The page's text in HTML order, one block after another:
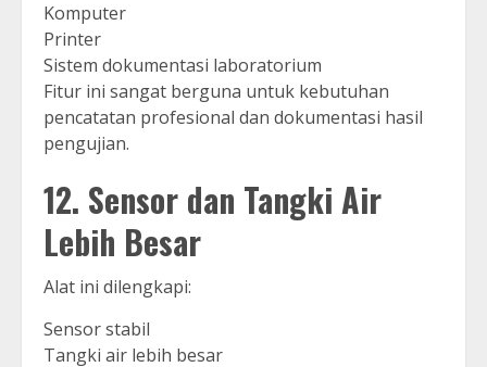
Komputer
Printer
Sistem dokumentasi laboratorium
Fitur ini sangat berguna untuk kebutuhan
pencatatan profesional dan dokumentasi hasil
pengujian.
12. Sensor dan Tangki Air
Lebih Besar
Alat ini dilengkapi:
Sensor stabil
Tangki air lebih besar